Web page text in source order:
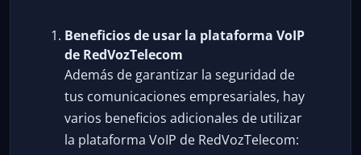
Beneficios de usar la plataforma VoIP
de RedVozTelecom
Además de garantizar la seguridad de
tus comunicaciones empresariales, hay
varios beneficios adicionales de utilizar
la plataforma VoIP de RedVozTelecom: